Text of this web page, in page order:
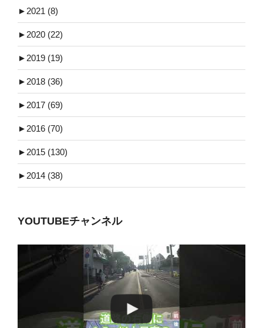
► 2021 (8)
► 2020 (22)
► 2019 (19)
► 2018 (36)
► 2017 (69)
► 2016 (70)
► 2015 (130)
► 2014 (38)
YOUTUBEチャンネル